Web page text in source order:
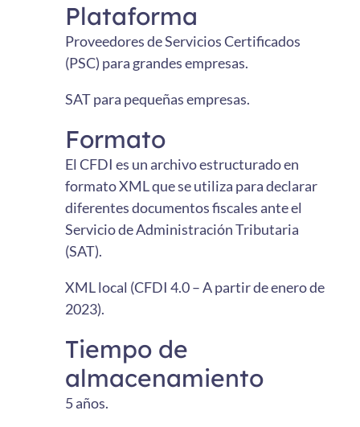
Plataforma
Proveedores de Servicios Certificados
(PSC) para grandes empresas.
SAT para pequeñas empresas.
Formato
El CFDI es un archivo estructurado en
formato XML que se utiliza para declarar
diferentes documentos fiscales ante el
Servicio de Administración Tributaria
(SAT).
XML local (CFDI 4.0 – A partir de enero de
2023).
Tiempo de
almacenamiento
5 años.